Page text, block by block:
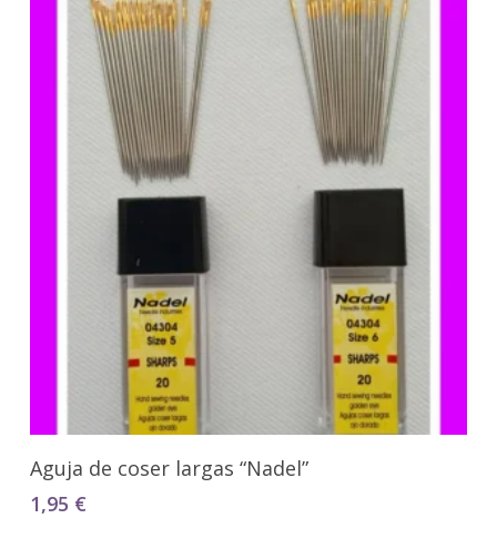
Seleccionar Opciones
Aguja de coser largas “Nadel”
1,95 €